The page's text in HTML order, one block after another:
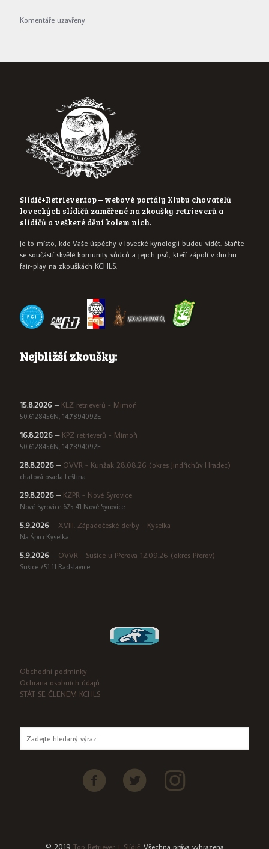
Komentáře uzavřeny
Slídič+Retriever.top – webové portály Klubu chovatelů
loveckých slídičů zaměřené na zkoušky retrieverů a
slídičů a veškeré dění kolem nich.
Je to místo, kde Vaše úspěchy v lovecké kynologii budou vidět. Staňte
se součástí skvělé komunity vůdců a jejich psů, kteří zápolí v duchu
fair-play na zkouškách KCHLS.
Nejbližší zkoušky:
15.8.2026 – KLZ retrieverů - Mimoň
50.6128456N, 14.7894092E
16.8.2026 – KPZ retrieverů - Mimoň
50.6128456N, 14.7894092E
28.8.2026 – OVVR - Kunžak 28.08.26 (okres Jindřichův Hradec)
chatová osada Leština
29.8.2026 – KZPR - Nové Syrovice
Nové Syrovice 675 41 Nové Syrovice
5.9.2026 – XVIII. Západočeské derby - Kyselka
Na Špici Kyselka
5.9.2026 – OVVR - Sušice u Přerova 12.09.26 (okres Přerov)
Sušice 751 11 Radslavice
Obchodni podminky
Ochrana osobních údajů
STÁT SE ČLENEM KCHLS
© 2019 Top Retriever + Slídič. Všechna práva vyhrazena